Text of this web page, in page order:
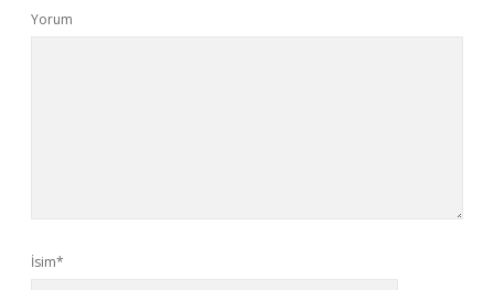
Yorum
İsim*